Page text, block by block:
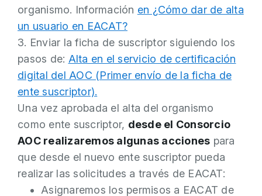
organismo. Información en ¿Cómo dar de alta
un usuario en EACAT?
3. Enviar la ficha de suscriptor siguiendo los
pasos de: Alta en el servicio de certificación
digital del AOC (Primer envío de la ficha de
ente suscriptor).
Una vez aprobada el alta del organismo
como ente suscriptor, desde el Consorcio
AOC realizaremos algunas acciones para
que desde el nuevo ente suscriptor pueda
realizar las solicitudes a través de EACAT:
Asignaremos los permisos a EACAT de